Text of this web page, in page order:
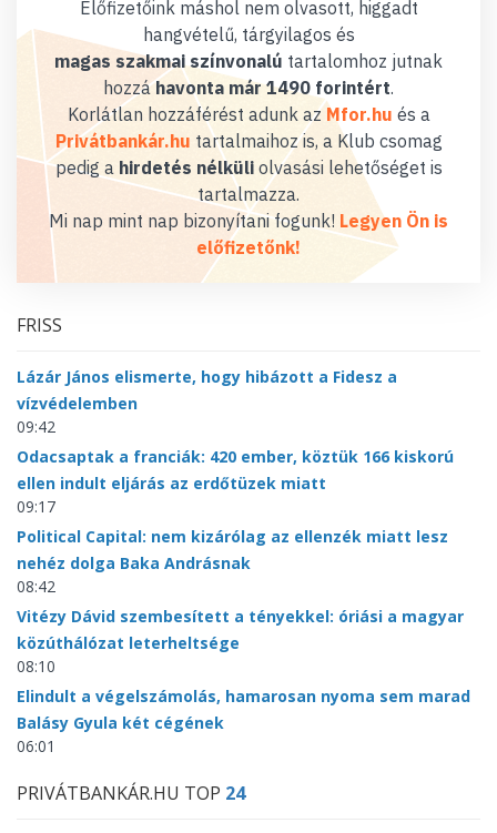
Előfizetőink máshol nem olvasott, higgadt
hangvételű, tárgyilagos és
magas szakmai színvonalú tartalomhoz jutnak
hozzáhavonta már 1490 forintért.
Korlátlan hozzáférést adunk az Mfor.hu és a
Privátbankár.hu tartalmaihoz is, a Klub csomag
pedig a hirdetés nélküliolvasási lehetőséget is
tartalmazza.
Mi nap mint nap bizonyítani fogunk! Legyen Ön is
előfizetőnk!
FRISS
Lázár János elismerte, hogy hibázott a Fidesz a
vízvédelemben
09:42
Odacsaptak a franciák: 420 ember, köztük 166 kiskorú
ellen indult eljárás az erdőtüzek miatt
09:17
Political Capital: nem kizárólag az ellenzék miatt lesz
nehéz dolga Baka Andrásnak
08:42
Vitézy Dávid szembesített a tényekkel: óriási a magyar
közúthálózat leterheltsége
08:10
Elindult a végelszámolás, hamarosan nyoma sem marad
Balásy Gyula két cégének
06:01
PRIVÁTBANKÁR.HU TOP 24